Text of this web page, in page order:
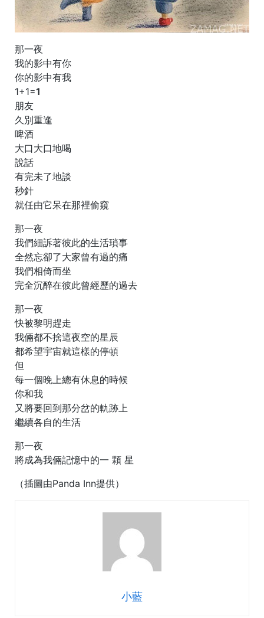
那一夜
我的影中有你
你的影中有我
1+1=1
朋友
久別重逢
啤酒
大口大口地喝
說話
有完未了地談
秒針
就任由它呆在那裡偷窺
那一夜
我們細訴著彼此的生活瑣事
全然忘卻了大家曾有過的痛
我們相倚而坐
完全沉醉在彼此曾經歷的過去
那一夜
快被黎明趕走
我倆都不捨這夜空的星辰
都希望宇宙就這樣的停頓
但
每一個晚上總有休息的時候
你和我
又將要回到那分岔的軌跡上
繼續各自的生活
那一夜
將成為我倆記憶中的一 顆 星
（插圖由Panda Inn提供）
小藍